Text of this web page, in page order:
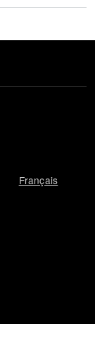
Français